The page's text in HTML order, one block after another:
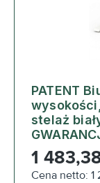
PATENT
stelaż
Cena
1
Cena netto: 1